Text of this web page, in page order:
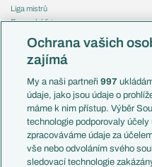
Liga mistrů
Evropská liga
Mistrovství světa
Liga národů
Témata
Představení týmů MS
EuroSkauting
PL v kostce
Evropské koeficienty
Přestupy
Ochrana vašich
zajímá
My a naši partneři997
údaje, jako jsou údaje o
máme k nim přístup. Výběr
technologie podporovaly
zpracováváme údaje za
vše nebo odvoláním svého
sledovací technologie